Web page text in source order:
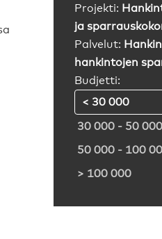
Projekti:
ja
Palvelut:
hankintojen
Budjetti:
< 30 000
30 000 - 50 000
50 000 - 100
> 100 000